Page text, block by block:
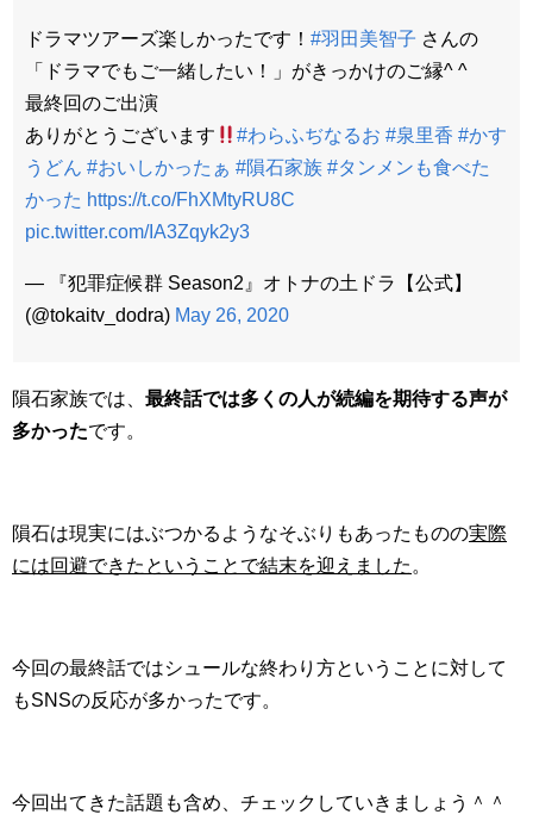
ドラマツアーズ楽しかったです！ #羽田美智子 さんの
「ドラマでもご一緒したい！」がきっかけのご縁^ ^
最終回のご出演
ありがとうございます
#わらふぢなるお #泉里香 #かす
うどん #おいしかったぁ #隕石家族 #タンメンも食べた
かった https://t.co/FhXMtyRU8C
pic.twitter.com/IA3Zqyk2y3
— 『犯罪症候群 Season2』オトナの土ドラ【公式】
(@tokaitv_dodra) May 26, 2020
隕石家族では、 最終話では多くの人が続編を期待する声が
多かったです。
隕石は現実にはぶつかるようなそぶりもあったものの実際
には回避できたということで結末を迎えました 。
今回の最終話ではシュールな終わり方ということに対して
もSNSの反応が多かったです。
今回出てきた話題も含め、チェックしていきましょう＾＾